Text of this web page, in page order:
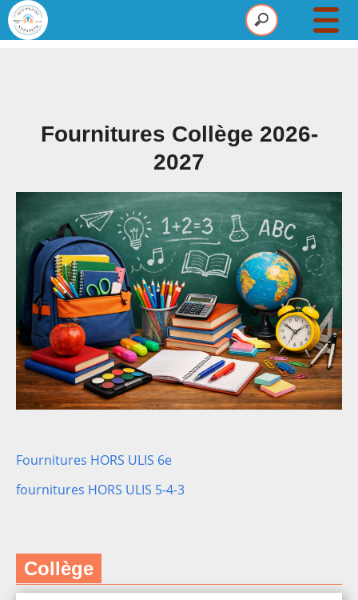
Infos
Actus
Fournitures Collège 2026-
2027
Fournitures HORS ULIS 6e
fournitures HORS ULIS 5-4-3
Collège